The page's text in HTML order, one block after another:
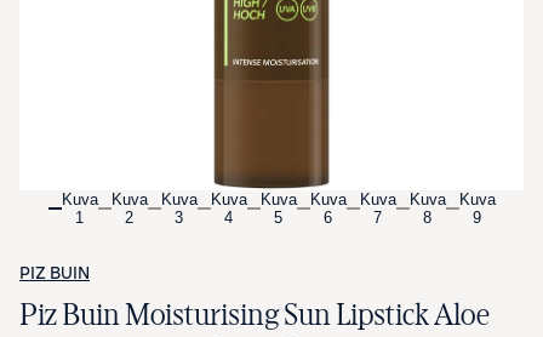
Kuva
1
Kuva
2
Kuva
3
Kuva
4
Kuva
5
Kuva
6
Kuva
7
Kuva
8
Kuva
9
PIZ BUIN
Piz Buin Moisturising Sun Lipstick Aloe